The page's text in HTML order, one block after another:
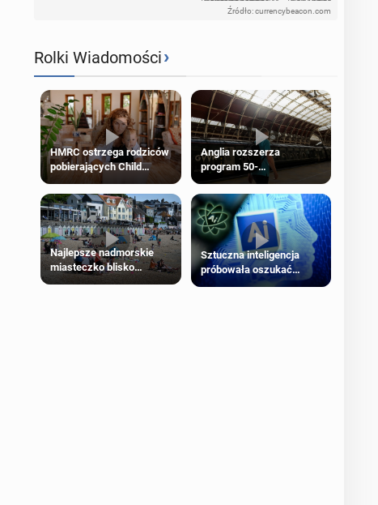
Źródło: currencybeacon.com
Rolki Wiadomości›
HMRC ostrzega rodziców
pobierających Child
Benefit. Mogą być
zobowiązani do zwrotu
zasiłku
Anglia rozszerza
program 50-
procentowych zniżek
kolejowych na 18-latków
Najlepsze nadmorskie
miasteczko blisko
Sztuczna inteligencja
próbowała oszukać
człowieka